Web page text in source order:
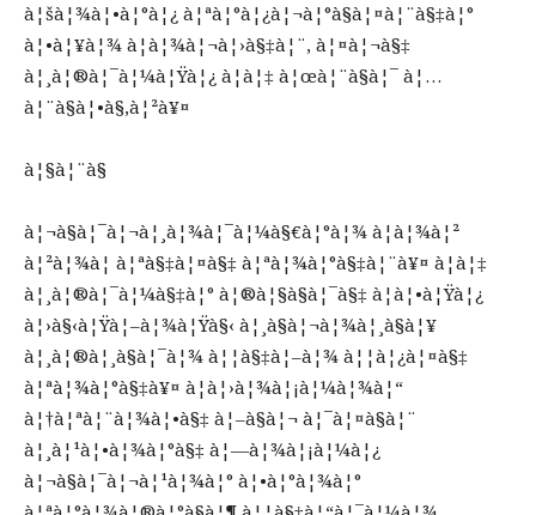
à¦šà¦¾à¦•à¦°à¦¿ à¦ªà¦°à¦¿à¦¬à¦°à§à¦¤à¦¨à§‡à¦°
à¦•à¦¥à¦¾ à¦­à¦¾à¦¬à¦›à§‡à¦¨, à¦¤à¦¬à§‡
à¦¸à¦®à¦¯à¦¼à¦Ÿà¦¿ à¦à¦‡ à¦œà¦¨à§à¦¯ à¦…
à¦¨à§à¦•à§‚à¦²à¥¤
à¦§à¦¨à§
à¦¬à§à¦¯à¦¬à¦¸à¦¾à¦¯à¦¼à§€à¦°à¦¾ à¦­à¦¾à¦²
à¦²à¦¾à¦­ à¦ªà§‡à¦¤à§‡ à¦ªà¦¾à¦°à§‡à¦¨à¥¤ à¦à¦‡
à¦¸à¦®à¦¯à¦¼à§‡à¦° à¦®à¦§à§à¦¯à§‡ à¦à¦•à¦Ÿà¦¿
à¦›à§‹à¦Ÿà¦–à¦¾à¦Ÿà§‹ à¦¸à§à¦¬à¦¾à¦¸à§à¦¥
à¦¸à¦®à¦¸à§à¦¯à¦¾ à¦¦à§‡à¦–à¦¾ à¦¦à¦¿à¦¤à§‡
à¦ªà¦¾à¦°à§‡à¥¤ à¦à¦›à¦¾à¦¡à¦¼à¦¾à¦“
à¦†à¦ªà¦¨à¦¾à¦•à§‡ à¦–à§à¦¬ à¦¯à¦¤à§à¦¨
à¦¸à¦¹à¦•à¦¾à¦°à§‡ à¦—à¦¾à¦¡à¦¼à¦¿
à¦¬à§à¦¯à¦¬à¦¹à¦¾à¦° à¦•à¦°à¦¾à¦°